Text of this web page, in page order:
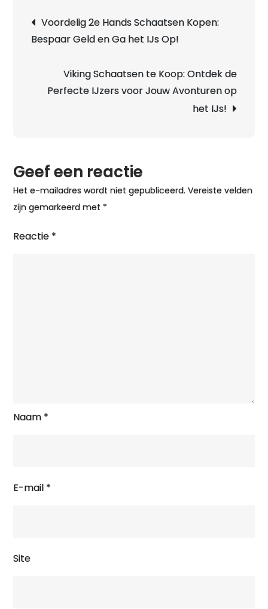
Voordelig 2e Hands Schaatsen Kopen:
Bespaar Geld en Ga het IJs Op!
Viking Schaatsen te Koop: Ontdek de
Perfecte IJzers voor Jouw Avonturen op
het IJs!
Geef een reactie
Het e-mailadres wordt niet gepubliceerd. Vereiste velden
zijn gemarkeerd met *
Reactie *
Naam *
E-mail *
Site